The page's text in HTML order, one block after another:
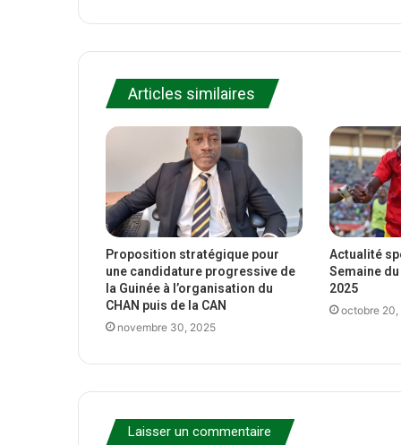
Articles similaires
Proposition stratégique pour
une candidature progressive de
la Guinée à l’organisation du
CHAN puis de la CAN
novembre 30, 2025
Actualité
Semaine
2025
octobre 20,
Laisser un commentaire